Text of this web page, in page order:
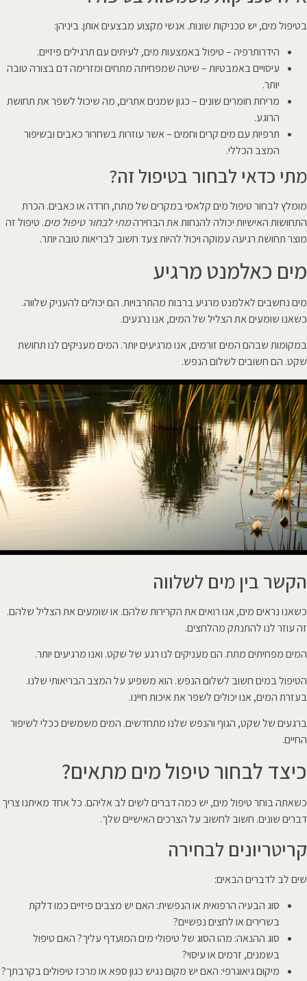
בטיפול מים, יש טכניקות שונות. אנשי מקצוע מבצעים אותן. ביניהן:
הידרותרפיה – טיפול באמצעות מים, לעיתים עם תרגילים פיזיים.
עיסויים באמבטיות – שיטה שמפחיתה מתחים ומזרימה דם בצורה טובה
יותר.
מריחת חומרים שונים – כגון שמנים אתרים, מה שיכול לשפר את תחושת
הרוגע.
תרפיות עם מים קרים וחמים – אשר עוזרות בשחרור כאבים ובשיפור
המצב הכללי.
מתי כדאי לבחור בטיפול זה?
מומלץ לבחור טיפול מים קלאסי במקרים של מתח, חרדה או כאבים. הכרת
התחושות האישיות יכולה להנחות את הבחירהמתי לבחור טיפול מים. טיפול זה
מוצר תחושת רגיעה עמוקה ויכול להיות צעד חשוב לבריאות טובה יותר.
מים כאלמנט מרגיע
מים נחשבים לאלמנט מרגיע ברבות מהתרבויות. הם יכולים להעניק שלווה.
כשאנו שומעים את הצליל של המים, אנו נרגעים.
במקומות שבהם המים זורמים, אנו מרגיעים יותר. המים מעניקים לנו תחושת
שקט. הם חשובים לשלום הנפש.
הקשר בין מים לשלווה
כשאנו נראים מים, אנו רואים את הקרירות שלהם. או שומעים את הצליל שלהם.
זה עוזר לנו להתנתק מהלחצים.
המים מפחיתים מתח. הם מעניקים לנו רגע של שקט. ואנו מרגיעים יותר.
הטיפול במים חשוב לשלום הנפש. הוא משפיע על המצב הבריאותי שלנו.
בעזרת המים, אנו יכולים לשפר את איכות חיינו.
ברגעים של שקט, הגוף והנפש שלנו מתחדשים. המים משמשים ככלי לשיפור
החיים.
כיצד לבחור טיפול מים מתאים?
כשאתה בוחר טיפול מים, יש כמה דברים לשים לב אליהם. כל אחד מאיתנו צריך
דברים שונים. חשוב לחשוב על הצרכים האישיים שלך.
קריטריונים לבחירה
שים לב לדברים הבאים:
סוג הבעיה הרפואית או הנפשית: האם יש מצבים פיזיים כמו דלקת
בשרירים או לחצים נפשיים?
סוג ההנאה: מהו הסוג של טיפולי מים המועדף עליך? האם טיפול
בשמנים, זרמים או עיסוי?
מיקום גיאוגרפי: האם יש מקום נגיש כגון ספא או מרכז טיפולים בקרבתך?